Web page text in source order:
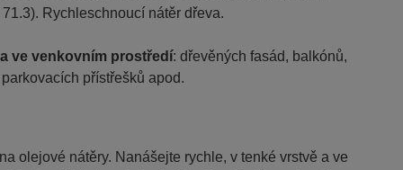
Rychleschnoucí nátěr dřeva.
ve venkovním prostředí: dřevěných fasád, balkónů,
přístřešků apod.
olejové nátěry. Nanášejte rychle, v tenké vrstvě a ve